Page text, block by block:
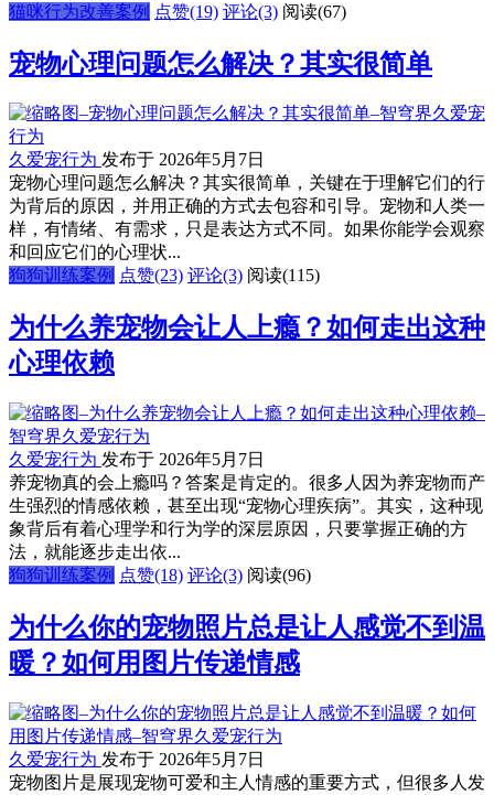
猫咪行为改善案例 点赞(19) 评论(3) 阅读(67)
宠物心理问题怎么解决？其实很简单
久爱宠行为 发布于 2026年5月7日
宠物心理问题怎么解决？其实很简单，关键在于理解它们的行
为背后的原因，并用正确的方式去包容和引导。宠物和人类一
样，有情绪、有需求，只是表达方式不同。如果你能学会观察
和回应它们的心理状...
狗狗训练案例 点赞(23) 评论(3) 阅读(115)
为什么养宠物会让人上瘾？如何走出这种
心理依赖
久爱宠行为 发布于 2026年5月7日
养宠物真的会上瘾吗？答案是肯定的。很多人因为养宠物而产
生强烈的情感依赖，甚至出现“宠物心理疾病”。其实，这种现
象背后有着心理学和行为学的深层原因，只要掌握正确的方
法，就能逐步走出依...
狗狗训练案例 点赞(18) 评论(3) 阅读(96)
为什么你的宠物照片总是让人感觉不到温
暖？如何用图片传递情感
久爱宠行为 发布于 2026年5月7日
宠物图片是展现宠物可爱和主人情感的重要方式，但很多人发